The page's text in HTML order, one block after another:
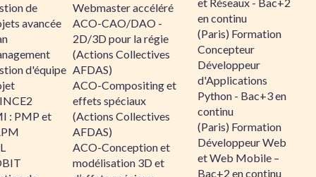
de
avancée
d'équipe
: PMP et
Webmaster accéléré
ACO-CAO/DAO -
2D/3D pour la régie
(Actions Collectives
AFDAS)
ACO-Compositing et
effets spéciaux
(Actions Collectives
AFDAS)
ACO-Conception et
modélisation 3D et
en continu
(Paris) Formation
Concepteur
Développeur
d'Applications
Python - Bac+3 en
continu
(Paris) Formation
Développeur Web
et Web Mobile –
Bac+2 en continu